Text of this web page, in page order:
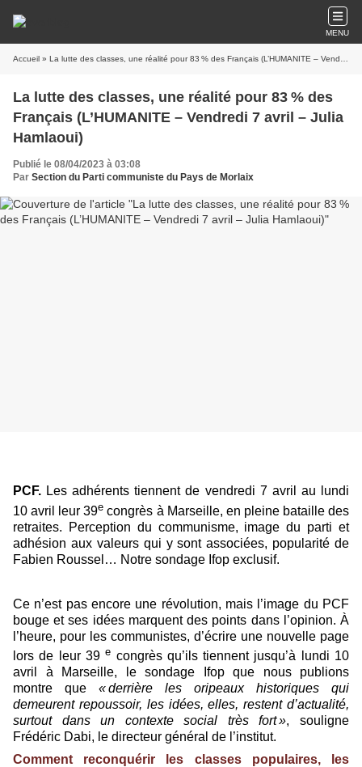
MENU
Accueil » La lutte des classes, une réalité pour 83 % des Français (L’HUMANITE – Vendredi 7 avril – Julia Hamlaoui)
La lutte des classes, une réalité pour 83 % des
Français (L’HUMANITE – Vendredi 7 avril – Julia
Hamlaoui)
Publié le 08/04/2023 à 03:08
Par Section du Parti communiste du Pays de Morlaix
PCF. Les adhérents tiennent de vendredi 7 avril au lundi
10 avril leur 39e congrès à Marseille, en pleine bataille des
retraites. Perception du communisme, image du parti et
adhésion aux valeurs qui y sont associées, popularité de
Fabien Roussel… Notre sondage Ifop exclusif.
Ce n’est pas encore une révolution, mais l’image du PCF
bouge et ses idées marquent des points dans l’opinion. À
l’heure, pour les communistes, d’écrire une nouvelle page
lors de leur 39e congrès qu’ils tiennent jusqu’à lundi 10
avril à Marseille, le sondage Ifop que nous publions
montre que « derrière les oripeaux historiques qui
demeurent repoussoir, les idées, elles, restent d’actualité,
surtout dans un contexte social très fort », souligne
Frédéric Dabi, le directeur général de l’institut.
Comment reconquérir les classes populaires, les